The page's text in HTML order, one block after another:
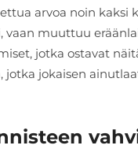
arvoa noin kaksi
vaan muuttuu
jotka ostavat
jokaisen